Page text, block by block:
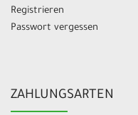
Registrieren
Passwort vergessen
ZAHLUNGSARTEN